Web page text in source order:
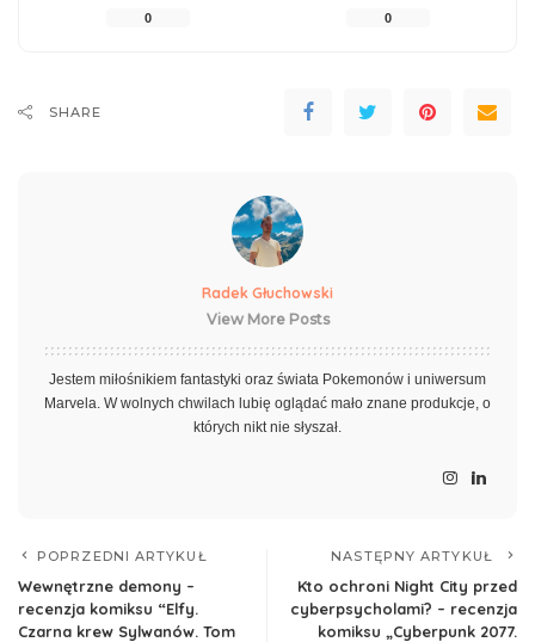
0 0
SHARE
Radek Głuchowski
View More Posts
Jestem miłośnikiem fantastyki oraz świata Pokemonów i uniwersum
Marvela. W wolnych chwilach lubię oglądać mało znane produkcje, o
których nikt nie słyszał.
POPRZEDNI ARTYKUŁ
Wewnętrzne demony –
recenzja komiksu “Elfy.
Czarna krew Sylwanów. Tom
NASTĘPNY ARTYKUŁ
Kto ochroni Night City przed
cyberpsycholami? – recenzja
komiksu „Cyberpunk 2077.